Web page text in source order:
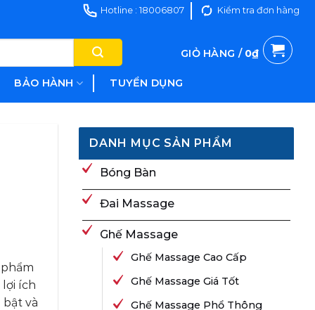
Hotline : 18006807 Kiểm tra đơn hàng
BẢO HÀNH TUYỂN DỤNG
GIỎ HÀNG / 0₫
lợi ích
và
DANH MỤC SẢN PHẨM
Bóng Bàn
Đai Massage
Ghế Massage
Ghế Massage Cao Cấp
Ghế Massage Giá Tốt
Ghế Massage Phổ Thông